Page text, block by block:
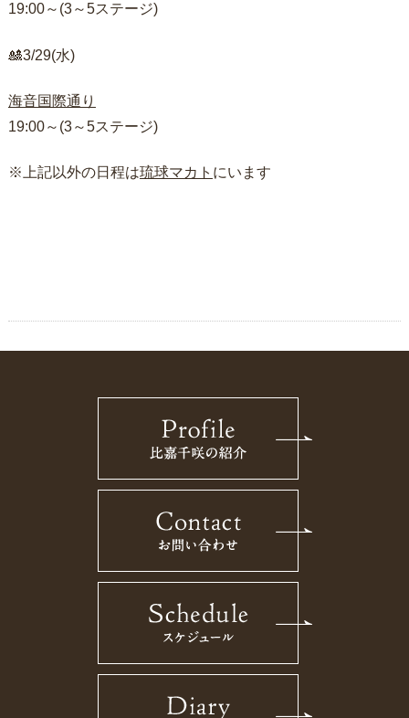
19:00～(3～5ステージ)
🎎3/29(水)
海音国際通り
19:00～(3～5ステージ)
※上記以外の日程は琉球マカト にいます